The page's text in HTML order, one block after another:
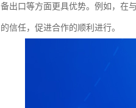
备出口等方面更具优势。例如，在
的信任，促进合作的顺利进行。